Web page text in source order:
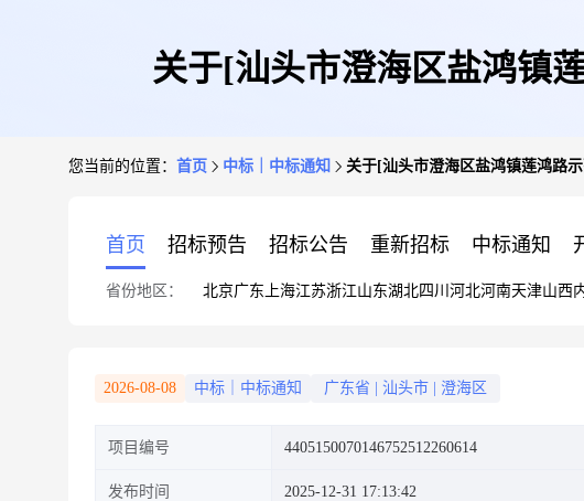
关于[汕头市澄海区盐鸿镇
您当前的位置： 首页 中标｜中标通知 关于[汕头市澄海区盐鸿镇莲鸿路
首页 招标预告 招标公告 重新招标 中标通知
省份地区： 北京广东 上海江苏浙江山东湖北四川 河北河南天津山西
2026-08-08 中标｜中标通知 广东省 汕头市 澄海区
项目编号 4405150070146752512260614
发布时间 2025-12-31 17:13:42